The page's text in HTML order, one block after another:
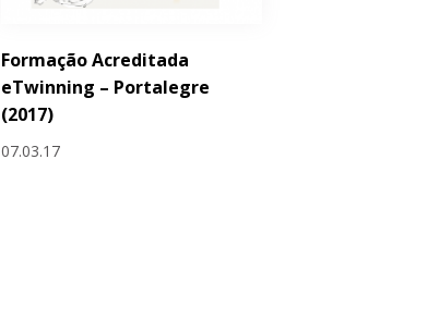
Formação Acreditada
eTwinning – Portalegre
(2017)
07.03.17